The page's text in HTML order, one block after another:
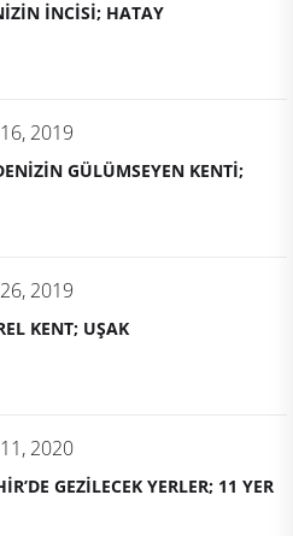
İNCİSİ; HATAY
2019
GÜLÜMSEYEN KENTİ;
2019
KENT; UŞAK
2020
GEZİLECEK YERLER; 11 YER